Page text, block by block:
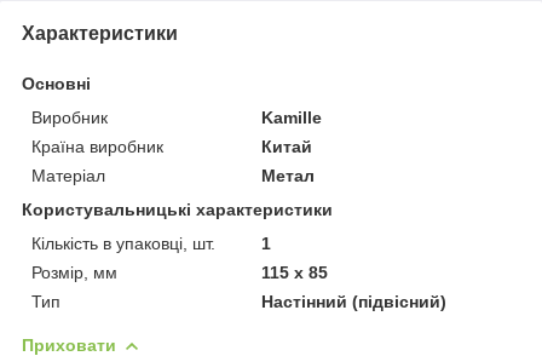
Характеристики
Основні
Виробник
Kamille
Країна виробник
Китай
Матеріал
Метал
Користувальницькі характеристики
Кількість в упаковці, шт.
1
Розмір, мм
115 x 85
Тип
Настінний (підвісний)
Приховати